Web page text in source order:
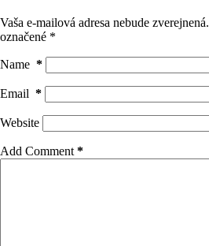
Vaša e-mailová adresa nebude zverejnená.
označené *
Name *
Email *
Website
Add Comment *